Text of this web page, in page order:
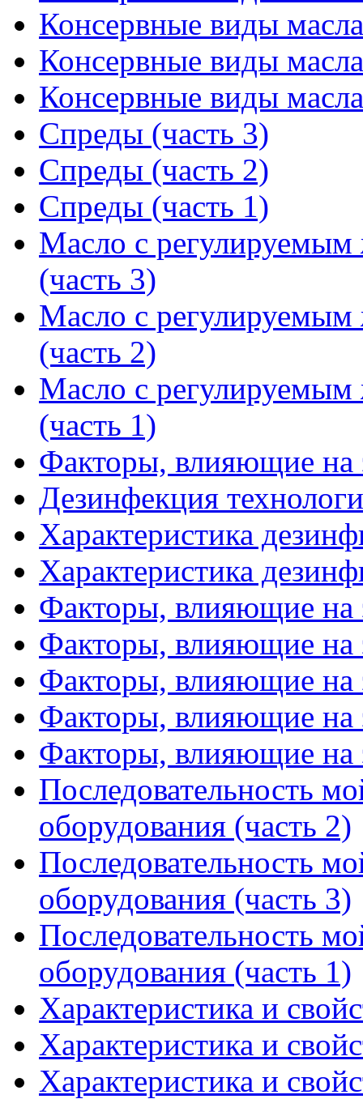
Консервные виды
Консервные виды
Консервные виды
Спреды (часть 3)
Спреды (часть 2)
Спреды (часть 1)
Масло с
(часть 3)
Масло с
(часть 2)
Масло с
(часть 1)
Факторы, влияющие на
Дезинфекция
Характеристика
Характеристика
Факторы, влияющие на
Факторы, влияющие на
Факторы, влияющие на
Факторы, влияющие на
Факторы, влияющие на
Последовательность
оборудования (часть 2)
Последовательность
оборудования (часть 3)
Последовательность
оборудования (часть 1)
Характеристика и
Характеристика и
Характеристика и